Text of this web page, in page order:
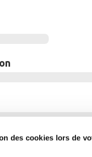
des cookies lors de